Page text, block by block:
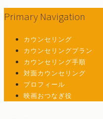
Primary Navigation
カウンセリング
カウンセリングプラン
カウンセリング手順
対面カウンセリング
プロフィール
映画おつなぎ役